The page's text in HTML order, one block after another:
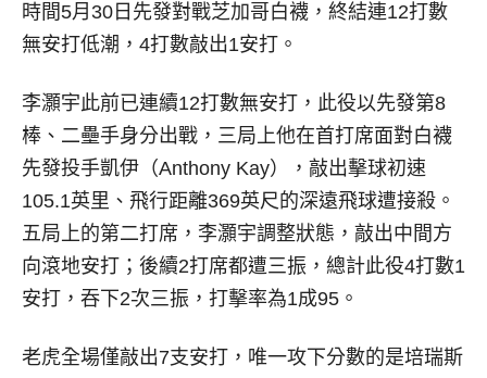
時間5月30日先發對戰芝加哥白襪，終結連12打數
無安打低潮，4打數敲出1安打。
李灝宇此前已連續12打數無安打，此役以先發第8
棒、二壘手身分出戰，三局上他在首打席面對白襪
先發投手凱伊（Anthony Kay），敲出擊球初速
105.1英里、飛行距離369英尺的深遠飛球遭接殺。
五局上的第二打席，李灝宇調整狀態，敲出中間方
向滾地安打；後續2打席都遭三振，總計此役4打數1
安打，吞下2次三振，打擊率為1成95。
老虎全場僅敲出7支安打，唯一攻下分數的是培瑞斯